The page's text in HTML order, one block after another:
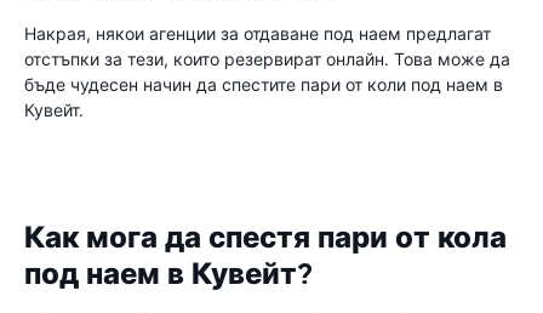
Накрая, някои агенции за отдаване под наем предлагат
отстъпки за тези, които резервират онлайн. Това може да
бъде чудесен начин да спестите пари от коли под наем в
Кувейт.
Как мога да спестя пари от кола
под наем в Кувейт?